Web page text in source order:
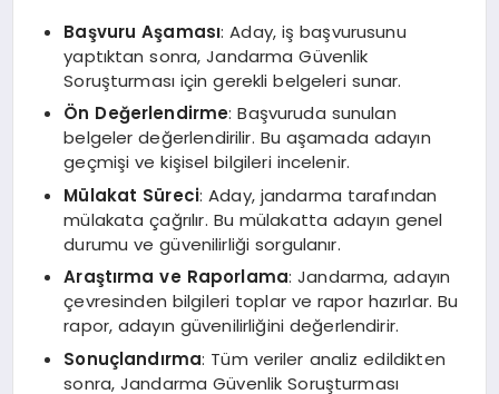
Başvuru Aşaması: Aday, iş başvurusunu
yaptıktan sonra, Jandarma Güvenlik
Soruşturması için gerekli belgeleri sunar.
Ön Değerlendirme: Başvuruda sunulan
belgeler değerlendirilir. Bu aşamada adayın
geçmişi ve kişisel bilgileri incelenir.
Mülakat Süreci: Aday, jandarma tarafından
mülakata çağrılır. Bu mülakatta adayın genel
durumu ve güvenilirliği sorgulanır.
Araştırma ve Raporlama: Jandarma, adayın
çevresinden bilgileri toplar ve rapor hazırlar. Bu
rapor, adayın güvenilirliğini değerlendirir.
Sonuçlandırma: Tüm veriler analiz edildikten
sonra, Jandarma Güvenlik Soruşturması